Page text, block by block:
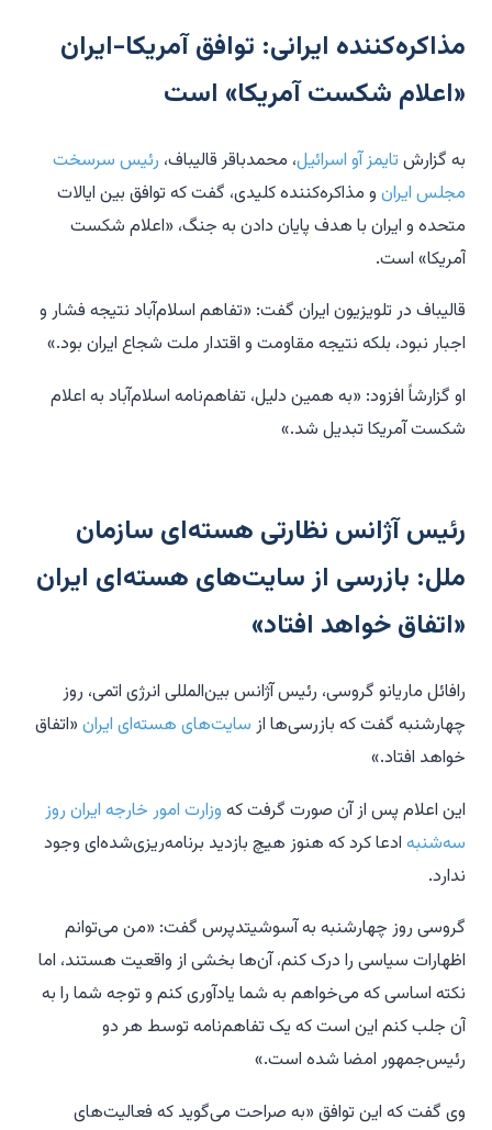
مذاکره‌کننده ایرانی: توافق آمریکا-ایران
«اعلام شکست آمریکا» است
به گزارش تایمز آو اسرائیل، محمدباقر قالیباف، رئیس سرسخت
مجلس ایران و مذاکره‌کننده کلیدی، گفت که توافق بین ایالات
متحده و ایران با هدف پایان دادن به جنگ، «اعلام شکست
آمریکا» است.
قالیباف در تلویزیون ایران گفت: «تفاهم اسلام‌آباد نتیجه فشار و
اجبار نبود، بلکه نتیجه مقاومت و اقتدار ملت شجاع ایران بود.»
او گزارشاً افزود: «به همین دلیل، تفاهم‌نامه اسلام‌آباد به اعلام
شکست آمریکا تبدیل شد.»
رئیس آژانس نظارتی هسته‌ای سازمان
ملل: بازرسی از سایت‌های هسته‌ای ایران
«اتفاق خواهد افتاد»
رافائل ماریانو گروسی، رئیس آژانس بین‌المللی انرژی اتمی، روز
چهارشنبه گفت که بازرسی‌ها از سایت‌های هسته‌ای ایران «اتفاق
خواهد افتاد.»
این اعلام پس از آن صورت گرفت که وزارت امور خارجه ایران روز
سه‌شنبه ادعا کرد که هنوز هیچ بازدید برنامه‌ریزی‌شده‌ای وجود
ندارد.
گروسی روز چهارشنبه به آسوشیتدپرس گفت: «من می‌توانم
اظهارات سیاسی را درک کنم، آن‌ها بخشی از واقعیت هستند، اما
نکته اساسی که می‌خواهم به شما یادآوری کنم و توجه شما را به
آن جلب کنم این است که یک تفاهم‌نامه توسط هر دو
رئیس‌جمهور امضا شده است.»
وی گفت که این توافق «به صراحت می‌گوید که فعالیت‌های